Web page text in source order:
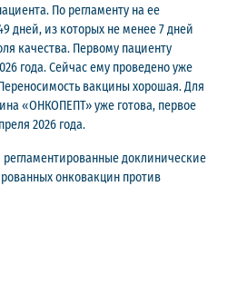
По регламенту на ее
дней, из которых не менее 7 дней
качества. Первому пациенту
года. Сейчас ему проведено уже
вакцины хорошая. Для
«ОНКОПЕПТ» уже готова, первое
2026 года.
доклинические
онковакцин против